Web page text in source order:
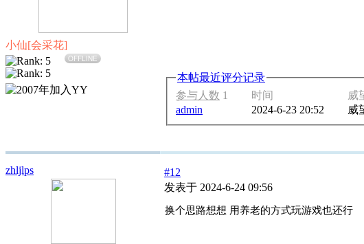
小仙[会采花]
OFFLINE
本帖最近评分记录
参与人数 1 时间 威
admin
2024-6-23 20:52 威
zhljlps
#12
发表于 2024-6-24 09:56
换个思路想想 用养老的方式玩游戏也还行